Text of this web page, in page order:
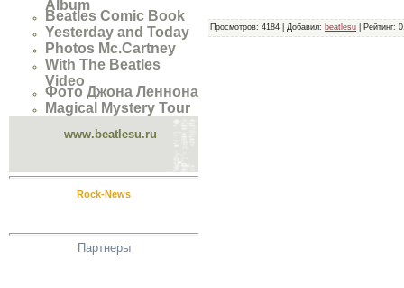
Album
Beatles Comic Book
Yesterday and Today
Photos Mc.Cartney
With The Beatles
Video
Фото Джона Леннона
Magical Mystery Tour
www.beatlesu.ru
Rock-News
Партнеры
Просмотров: 4184 Добавил: beatlesu Рейтинг: